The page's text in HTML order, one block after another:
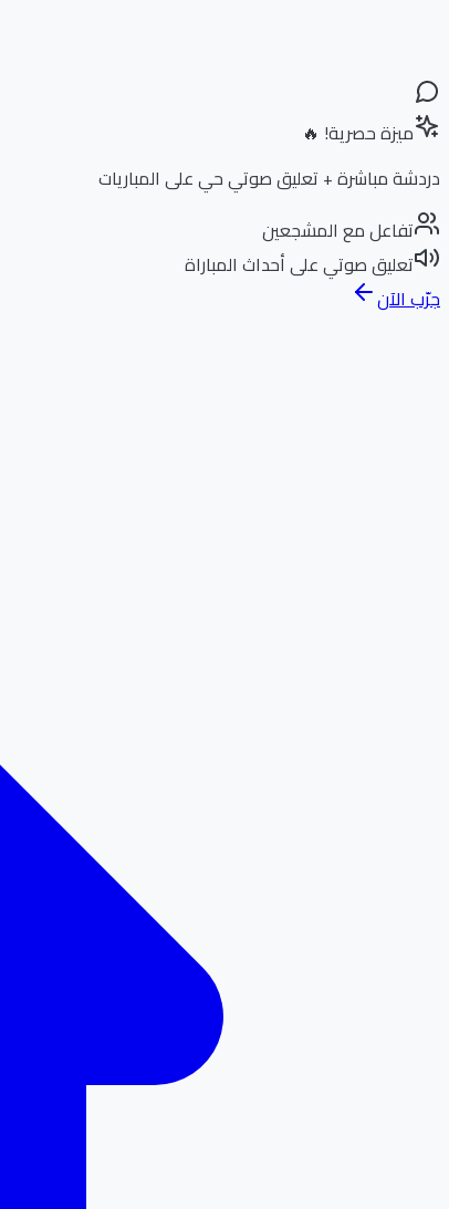
ميزة حصرية! 🔥
دردشة مباشرة + تعليق صوتي حي على المباريات
تفاعل مع المشجعين
تعليق صوتي على أحداث المباراة
جرّب الآن